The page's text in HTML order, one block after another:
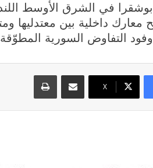
في الشرق الأوسط
معارك داخلية بين
التفاوض السورية
X
مشاركة عبر البريد طباعة